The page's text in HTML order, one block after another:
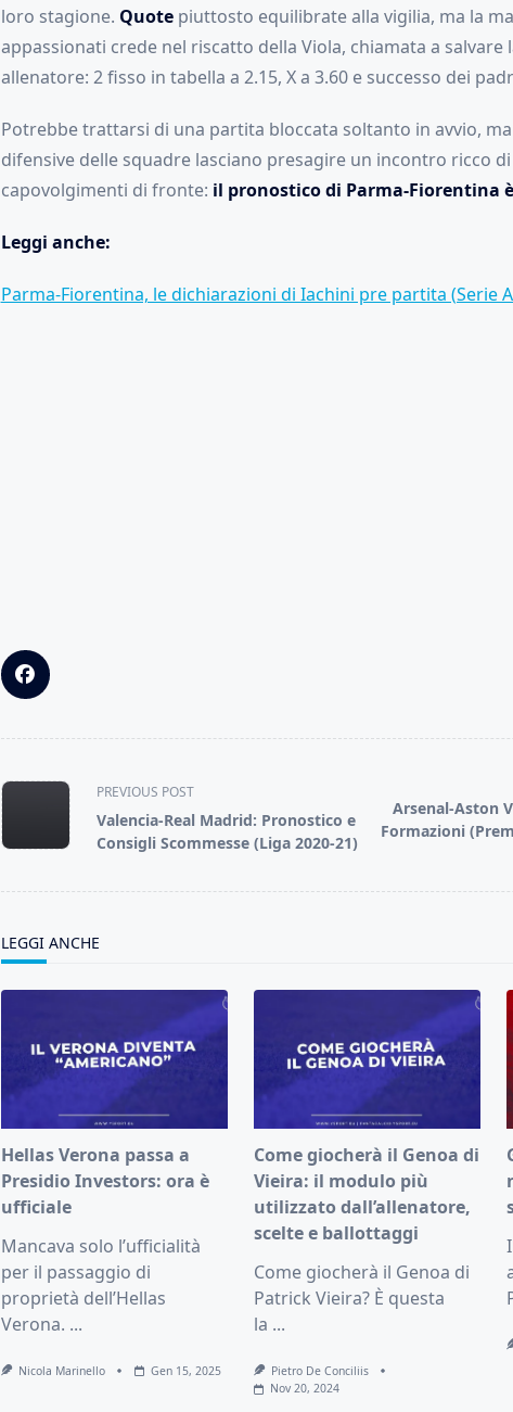
loro stagione. Quotepiuttosto equilibrate alla vigilia, ma la
appassionati crede nel riscatto della Viola, chiamata a salvare
allenatore: 2 fisso in tabella a 2.15, X a 3.60 e successo dei
Potrebbe trattarsi di una partita bloccata soltanto in avvio,
difensive delle squadre lasciano presagire un incontro ricco
capovolgimenti di fronte: il pronostico di Parma-Fiorentina è
Leggi anche:
Parma-Fiorentina, le dichiarazioni di Iachini pre partita (Serie
<span
class="nav-
subtitle
screen-
PREVIOUS POST
Valencia-Real Madrid: Pronostico e
Consigli Scommesse (Liga 2020-21)
Arsenal-Aston
Formazioni
LEGGI ANCHE
Hellas Verona passa a
Presidio Investors: ora è
ufficiale
Mancava solo l’ufficialità
per il passaggio di
proprietà dell’Hellas
Verona. ...
Nicola Marinello Gen 15, 2025
Come giocherà il Genoa di
Vieira: il modulo più
utilizzato dall’allenatore,
scelte e ballottaggi
Come giocherà il Genoa di
Patrick Vieira? È questa
la ...
Pietro De Conciliis
Nov 20, 2024